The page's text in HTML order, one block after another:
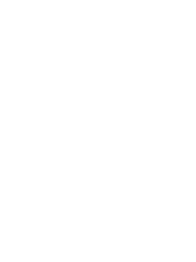
Cháru! Na
Mohamed Salah
Mallorca s
PSG